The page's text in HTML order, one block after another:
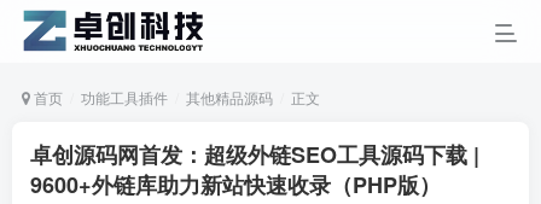
首页 功能工具插件 其他精品源码 正文
卓创源码网首发：超级外链SEO工具源码下载 |
9600+外链库助力新站快速收录（PHP版）​